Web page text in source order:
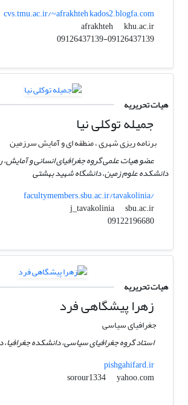
cvs.tmu.ac.ir/~afrakhteh kados2.blogfa.com
afrakhteh
khu.ac.ir
09126437139-09126437139
هیات تحریریه
جمیله توکلی نیا
برنامه ریزی شهری ، منطقه ای و آمایش سرزمین
عضو هیات علمی گروه جغرافیای انسانی و
دانشکده علوم زمین، دانشگاه شهید بهشتی
facultymembers.sbu.ac.ir/tavakolinia/
j_tavakolinia
sbu.ac.ir
09122196680
هیات تحریریه
زهرا پیشگاهی فرد
جغرافیای سیاسی
استاد گروه جغرافیای سیاسی، دانشکده جغرافیا،
pishgahifard.ir
sorour1334
yahoo.com